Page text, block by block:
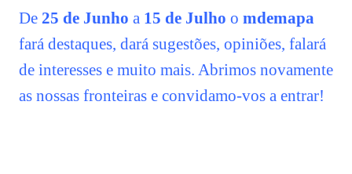
De 25 de Junho a 15 de Julho o mdemapa
fará destaques, dará sugestões, opiniões, falará
de interesses e muito mais. Abrimos novamente
as nossas fronteiras e convidamo-vos a entrar!